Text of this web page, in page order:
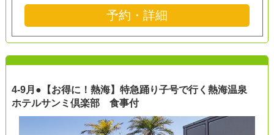
予約・詳細
4-9月●【お得に！熱海】特急踊り子号で行く熱海温泉
ホテルサンミ倶楽部 食事付